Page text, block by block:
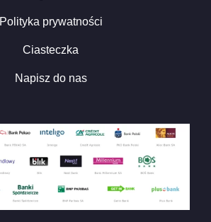
Polityka prywatności
Ciasteczka
Napisz do nas